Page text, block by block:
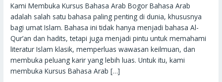
Kami Membuka Kursus Bahasa Arab Bogor Bahasa Arab
adalah salah satu bahasa paling penting di dunia, khususnya
bagi umat Islam. Bahasa ini tidak hanya menjadi bahasa Al-
Qur’an dan hadits, tetapi juga menjadi pintu untuk memahami
literatur Islam klasik, memperluas wawasan keilmuan, dan
membuka peluang karir yang lebih luas. Untuk itu, kami
membuka Kursus Bahasa Arab […]
Bogor